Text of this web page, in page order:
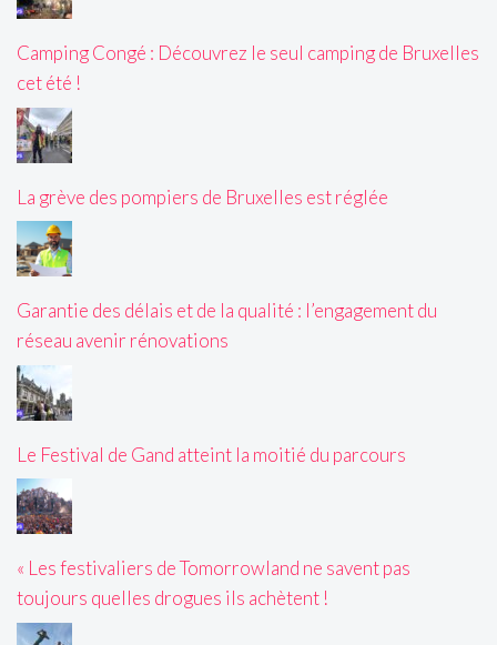
Camping Congé : Découvrez le seul camping de Bruxelles
cet été !
La grève des pompiers de Bruxelles est réglée
Garantie des délais et de la qualité : l’engagement du
réseau avenir rénovations
Le Festival de Gand atteint la moitié du parcours
« Les festivaliers de Tomorrowland ne savent pas
toujours quelles drogues ils achètent !